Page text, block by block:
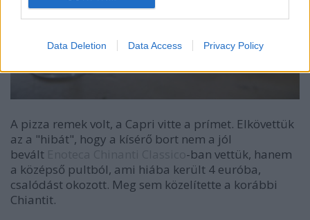
Data Deletion Data Access Privacy Policy
A pizza remek volt, a Capri vitte a prímet. Elkövettük
az a "hibát", hogy a kísérő bort nem a jól
bevált
-ban vettük, hanem
a középső pultból, ami hiába került 4 euróba,
csalódást okozott. Meg sem közelítette a korábbi
Chiantit.